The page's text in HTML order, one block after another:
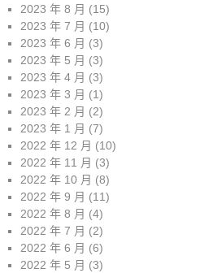
2023 年 8 月 (15)
2023 年 7 月 (10)
2023 年 6 月 (3)
2023 年 5 月 (3)
2023 年 4 月 (3)
2023 年 3 月 (1)
2023 年 2 月 (2)
2023 年 1 月 (7)
2022 年 12 月 (10)
2022 年 11 月 (3)
2022 年 10 月 (8)
2022 年 9 月 (11)
2022 年 8 月 (4)
2022 年 7 月 (2)
2022 年 6 月 (6)
2022 年 5 月 (3)